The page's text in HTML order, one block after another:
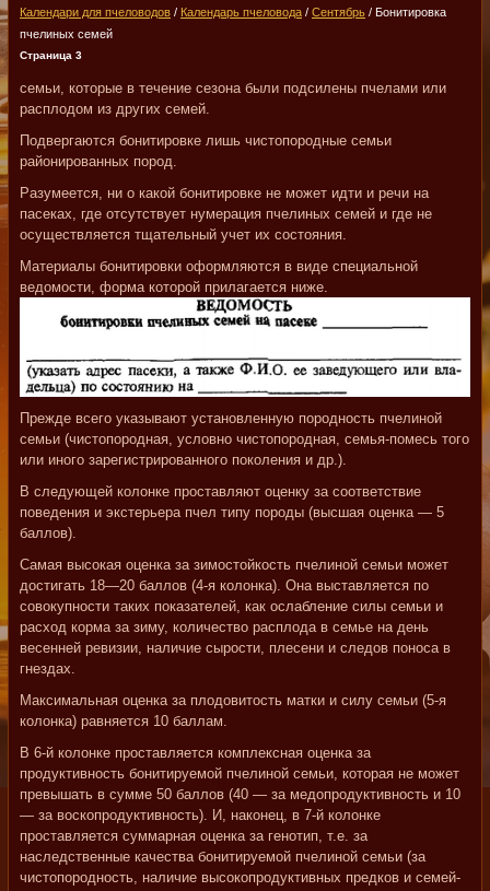
Календари для пчеловодов / Календарь пчеловода / Сентябрь / Бонитировка
пчелиных семей
Страница 3
семьи, которые в течение сезона были подсилены пчелами или
расплодом из других семей.
Подвергаются бонитировке лишь чистопородные семьи
районированных пород.
Разумеется, ни о какой бонитировке не может идти и речи на
пасеках, где отсутствует нумерация пчелиных семей и где не
осуществляется тщательный учет их состояния.
Материалы бонитировки оформляются в виде специальной
ведомости, форма которой прилагается ниже.
Прежде всего указывают установленную породность пчелиной
семьи (чистопородная, условно чистопородная, семья-помесь того
или иного зарегистрированного поколения и др.).
В следующей колонке проставляют оценку за соответствие
поведения и экстерьера пчел типу породы (высшая оценка — 5
баллов).
Самая высокая оценка за зимостойкость пчелиной семьи может
достигать 18—20 баллов (4-я колонка). Она выставляется по
совокупности таких показателей, как ослабление силы семьи и
расход корма за зиму, количество расплода в семье на день
весенней ревизии, наличие сырости, плесени и следов поноса в
гнездах.
Максимальная оценка за плодовитость матки и силу семьи (5-я
колонка) равняется 10 баллам.
В 6-й колонке проставляется комплексная оценка за
продуктивность бонитируемой пчелиной семьи, которая не может
превышать в сумме 50 баллов (40 — за медопродуктивность и 10
— за воскопродуктивность). И, наконец, в 7-й колонке
проставляется суммарная оценка за генотип, т.е. за
наследственные качества бонитируемой пчелиной семьи (за
чистопородность, наличие высокопродуктивных предков и семей-